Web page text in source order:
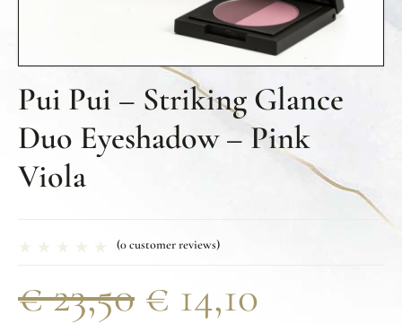
Pui Pui – Striking Glance
Duo Eyeshadow – Pink
Viola
(0customer reviews)
€23,50 € 14,10